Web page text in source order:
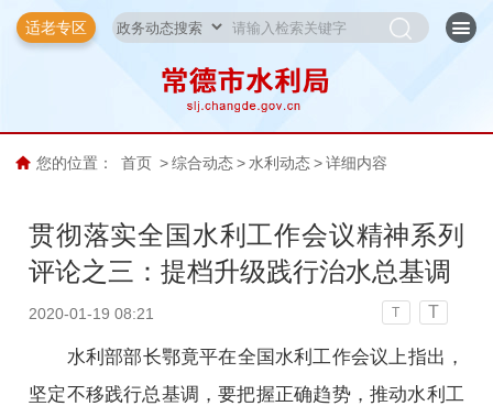
适老专区
您的位置： 首页 > 综合动态 > 水利动态 > 详细内容
贯彻落实全国水利工作会议精神系列
评论之三：提档升级践行治水总基调
2020-01-19 08:21 T T
水利部部长鄂竟平在全国水利工作会议上指出，
坚定不移践行总基调，要把握正确趋势，推动水利工